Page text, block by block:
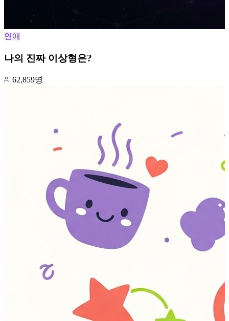
연애
나의 진짜 이상형은?
62,859명